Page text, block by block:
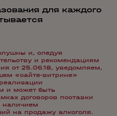
для каждого
и, следуя
и рекомендациям
от 25.06.18, уведомляем,
«сайте-витрине»
и может быть
договоров поставки
наличием
на продажу алкоголя.